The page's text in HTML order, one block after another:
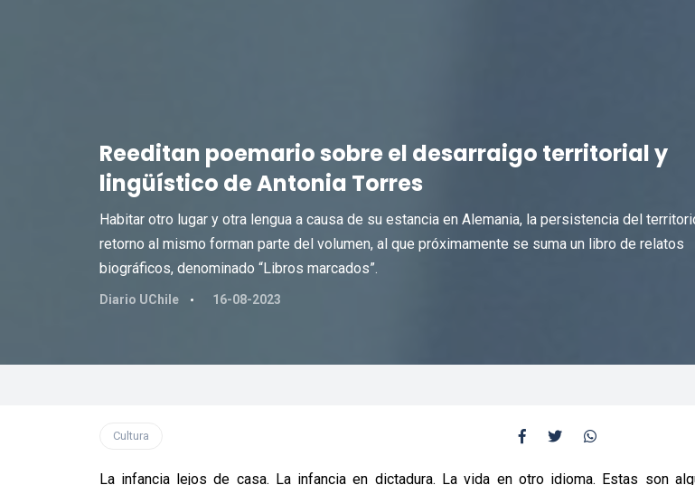
Reeditan poemario sobre el desarraigo territorial y
lingüístico de Antonia Torres
Habitar otro lugar y otra lengua a causa de su estancia en Alemania, la persistencia del
retorno al mismo forman parte del volumen, al que próximamente se suma un libro de relatos
biográficos, denominado “Libros marcados”.
Diario UChile 16-08-2023
Cultura
La infancia lejos de casa. La infancia en dictadura. La vida en otro idioma. Estas son